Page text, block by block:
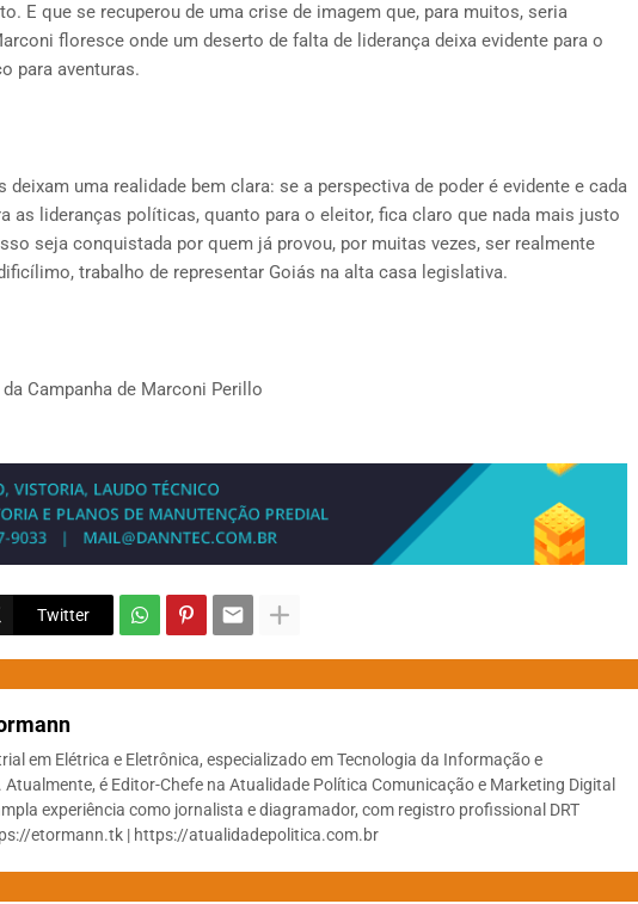
E que se recuperou de uma crise de imagem que, para muitos, seria
floresce onde um deserto de falta de liderança deixa evidente para o
para aventuras.
uma realidade bem clara: se a perspectiva de poder é evidente e cada
as lideranças políticas, quanto para o eleitor, fica claro que nada mais justo
seja conquistada por quem já provou, por muitas vezes, ser realmente
trabalho de representar Goiás na alta casa legislativa.
Campanha de Marconi Perillo
Twitter
em Elétrica e Eletrônica, especializado em Tecnologia da Informação e
é Editor-Chefe na Atualidade Política Comunicação e Marketing Digital
experiência como jornalista e diagramador, com registro profissional DRT
etormann.tk | https://atualidadepolitica.com.br